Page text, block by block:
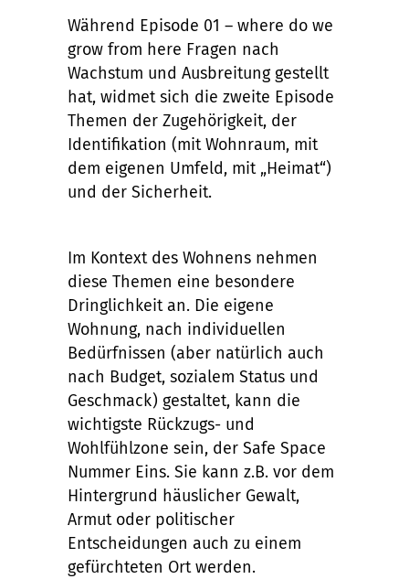
Während Episode 01 – where do we
grow from here Fragen nach
Wachstum und Ausbreitung gestellt
hat, widmet sich die zweite Episode
Themen der Zugehörigkeit, der
Identifikation (mit Wohnraum, mit
dem eigenen Umfeld, mit „Heimat“)
und der Sicherheit.
Im Kontext des Wohnens nehmen
diese Themen eine besondere
Dringlichkeit an. Die eigene
Wohnung, nach individuellen
Bedürfnissen (aber natürlich auch
nach Budget, sozialem Status und
Geschmack) gestaltet, kann die
wichtigste Rückzugs- und
Wohlfühlzone sein, der Safe Space
Nummer Eins. Sie kann z.B. vor dem
Hintergrund häuslicher Gewalt,
Armut oder politischer
Entscheidungen auch zu einem
gefürchteten Ort werden.